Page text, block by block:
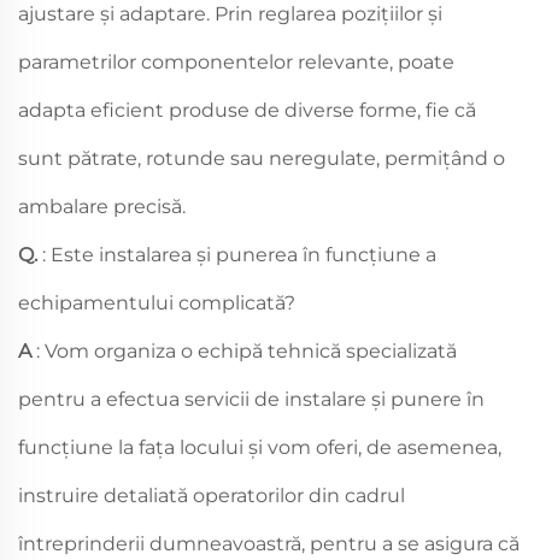
ajustare și adaptare. Prin reglarea pozițiilor și
parametrilor componentelor relevante, poate
adapta eficient produse de diverse forme, fie că
sunt pătrate, rotunde sau neregulate, permițând o
ambalare precisă.
Q. : Este instalarea și punerea în funcțiune a
echipamentului complicată?
A : Vom organiza o echipă tehnică specializată
pentru a efectua servicii de instalare și punere în
funcțiune la fața locului și vom oferi, de asemenea,
instruire detaliată operatorilor din cadrul
întreprinderii dumneavoastră, pentru a se asigura că